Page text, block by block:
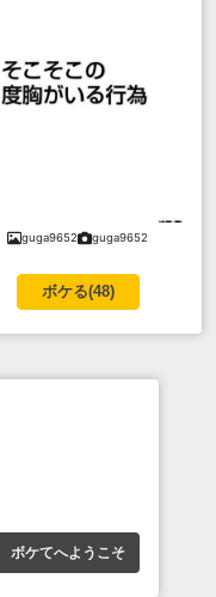
guga9652 guga9652
ボケる(48)
ボケてへようこそ